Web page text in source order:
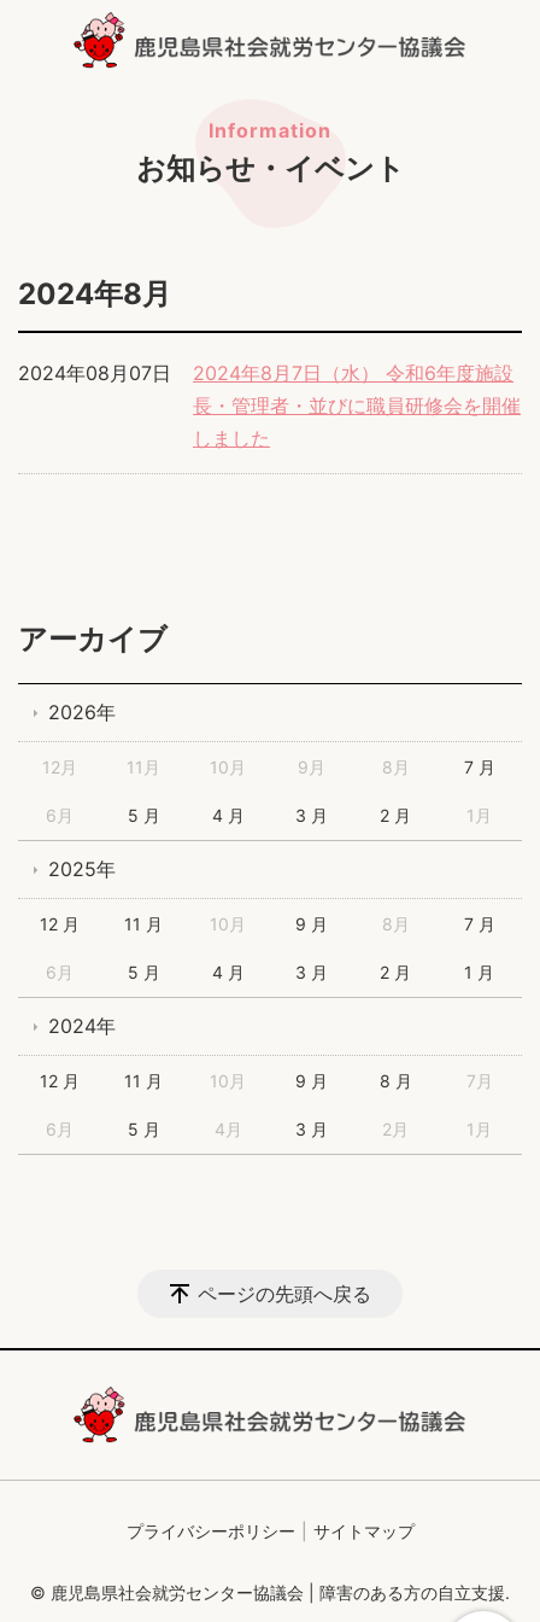
お知らせ・イベント
2024年8月
2024年8月7日（水） 令和6年度施設
長・管理者・並びに職員研修会を開催
しました
2024年08月07日
アーカイブ
2026年
12月 11月 10月 9月 8月 7 月
6月 5 月 4 月 3 月 2 月 1月
2025年
12 月 11 月 10月 9 月 8月 7 月
6月 5 月 4 月 3 月 2 月 1 月
2024年
12 月 11 月 10月 9 月 8 月 7月
6月 5 月 4月 3 月 2月 1月
ページの先頭へ戻る
プライバシーポリシー サイトマップ
© 鹿児島県社会就労センター協議会 | 障害のある方の自立支援.